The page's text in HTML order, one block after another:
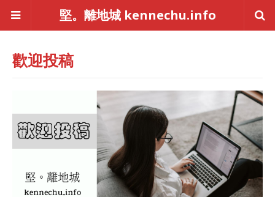
堅。離地城 kennechu.info
歡迎投稿